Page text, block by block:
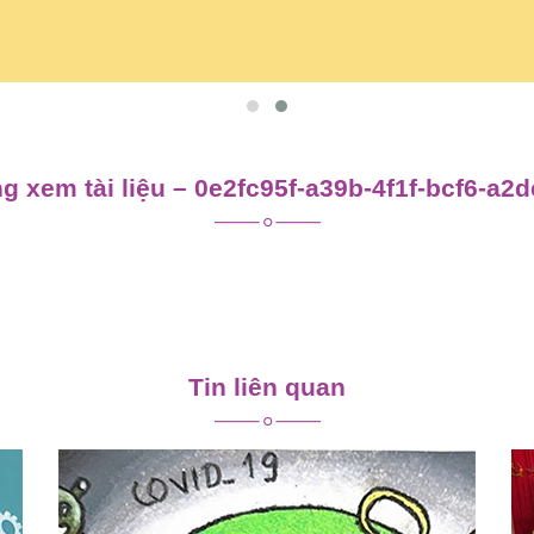
xem tài liệu – 0e2fc95f-a39b-4f1f-bcf6-
Tin liên quan